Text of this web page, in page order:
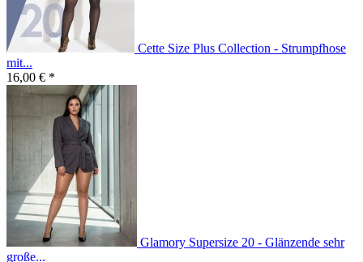
Cette Size Plus Collection - Strumpfhose
mit...
16,00 € *
Glamory Supersize 20 - Glänzende sehr
große...